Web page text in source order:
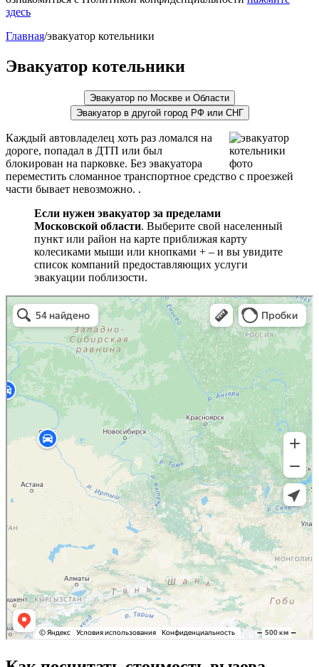
здесь
Главная/эвакуатор котельники
Эвакуатор котельники
Эвакуатор по Москве и Области
Эвакуатор в другой город РФ или СНГ
Каждый автовладелец хоть раз ломался на
дороге, попадал в ДТП или был
блокирован на парковке. Без эвакуатора
переместить сломанное транспортное средство с проезжей
части бывает невозможно. .
Если нужен эвакуатор за пределами
Московской области. Выберите свой населенный
пункт или район на карте приближая карту
колесиками мыши или кнопками + – и вы увидите
список компаний предоставляющих услуги
эвакуации поблизости.
эвакуаторы на карте
Волоколамск